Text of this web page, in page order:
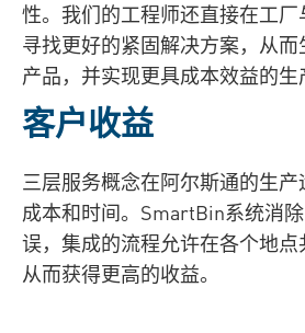
性。我们的工程师还直接在工厂
寻找更好的紧固解决方案，从
产品，并实现更具成本效益的生
客户收益
三层服务概念在阿尔斯通的生
成本和时间。SmartBin系统消
误，集成的流程允许在各个地点
从而获得更高的收益。